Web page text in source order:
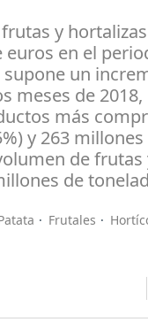
y
en el
un
meses de
más
y 263
de
de
Frutales